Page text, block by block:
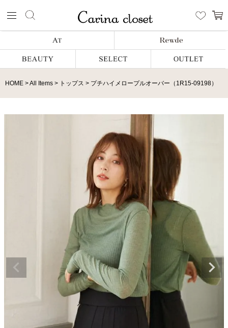
HOME All Items トップス プチハイメロープルオーバー（1R15-09198）